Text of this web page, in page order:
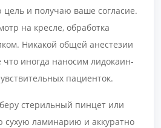
цель и получаю ваше согласие.
на кресле, обработка
Никакой общей анестезии
иногда наносим лидокаин-
пациенток.
стерильный пинцет или
сухую ламинарию и аккуратно